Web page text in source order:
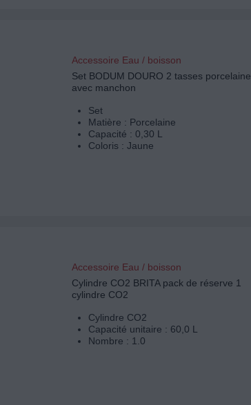
Accessoire Eau / boisson
Set BODUM DOURO 2 tasses porcelaine
avec manchon
Set
Matière : Porcelaine
Capacité : 0,30 L
Coloris : Jaune
Accessoire Eau / boisson
Cylindre CO2 BRITA pack de réserve 1
cylindre CO2
Cylindre CO2
Capacité unitaire : 60,0 L
Nombre : 1.0